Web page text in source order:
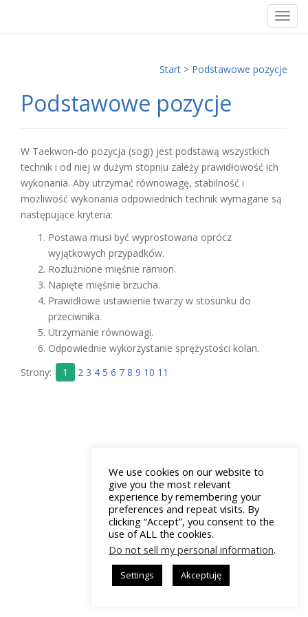
T
g
Start > Podstawowe pozycje
Podstawowe pozycje
W Taekwon-do pozycja (sogi) jest podstawą wszystkich
technik i od niej w dużym stopniu zależy prawidłowość ich
wykonania. Aby utrzymać równowagę, stabilność i
możliwość wykonania odpowiednich technik wymagane są
następujące kryteria:
Postawa musi być wyprostowana oprócz
wyjątkowych przypadków.
Rozluźnione mięśnie ramion.
Napięte mięśnie brzucha.
Prawidłowe ustawienie twarzy w stosunku do
przeciwnika.
Utrzymanie równowagi.
Odpowiednie wykorzystanie sprężystości kolan.
Strony:
1 2 3 4 5 6 7 8 9 10 11
We use cookies on our website to
give you the most relevant
experience by remembering your
preferences and repeat visits. By
clicking “Accept”, you consent to the
use of ALL the cookies.
Do not sell my personal information.
Settings Akceptuję